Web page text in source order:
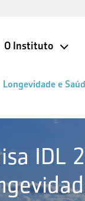
O Instituto
Longevidade e
IDL